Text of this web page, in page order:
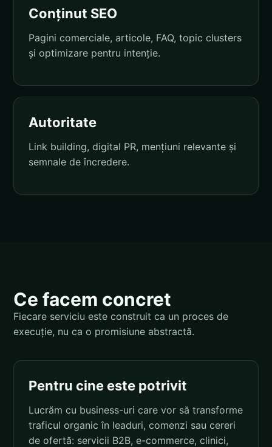
Conținut SEO
Pagini comerciale, articole, FAQ, topic clusters
și optimizare pentru intenție.
Autoritate
Link building, digital PR, mențiuni relevante și
semnale de încredere.
Ce facem concret
Fiecare serviciu este construit ca un proces de
execuție, nu ca o promisiune abstractă.
Pentru cine este potrivit
Lucrăm cu business-uri care vor să transforme
traficul organic în leaduri, comenzi sau cereri
de ofertă: servicii B2B, e-commerce, clinici,